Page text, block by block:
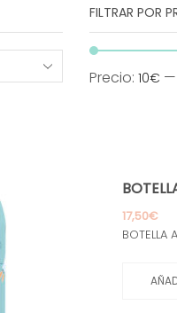
FILTRAR POR
Precio: 10€ —
17,50€
BOTELLA